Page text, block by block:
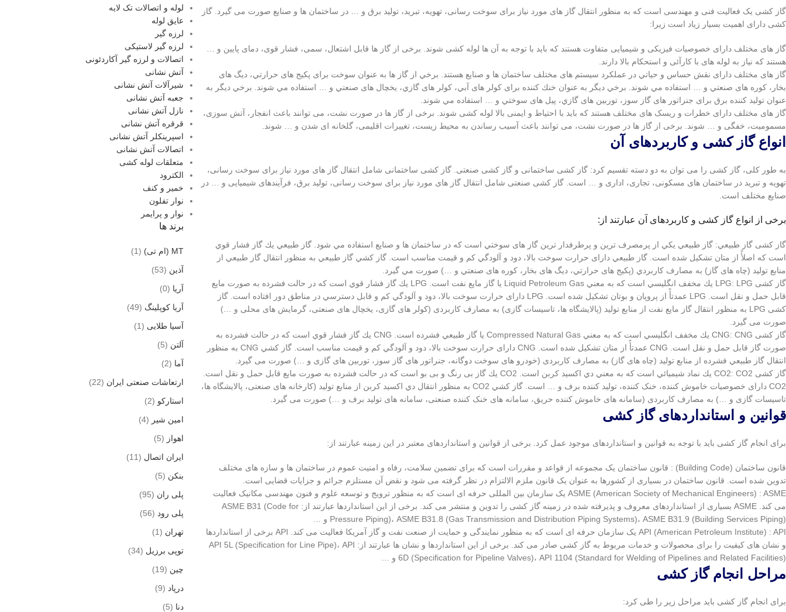
گاز کشی یک فعالیت فنی و مهندسی است که به منظور انتقال گاز های مورد نیاز برای سوخت رسانی، تهویه، تبرید، تولید برق و … در ساختمان ها و صنایع صورت می گیرد. گاز
کشی دارای اهمیت بسیار زیاد است زیرا:
گاز های مختلف دارای خصوصیات فیزیکی و شیمیایی متفاوت هستند که باید با توجه به آن ها لوله کشی شوند. برخی از گاز ها قابل اشتعال، سمی، فشار قوی، دمای پایین و …
هستند که نیاز به لوله های با کارآئی و استحکام بالا دارند.
گاز های مختلف دارای نقش حساس و حياتي در عملكرد سيستم های مختلف ساختمان ها و صنایع هستند. برخي از گاز ها به عنوان سوخت برای پکيج های حرارتي، ديگ های
بخار، كوره های صنعتي و … استفاده مي شوند. برخي ديگر به عنوان خنك كننده برای كولر های آبي، كولر های گازي، يخچال های صنعتي و … استفاده مي شوند. برخي ديگر به
عنوان تولید كننده برق برای جنراتور های گاز سوز، توربين های گازي، پيل های سوختي و … استفاده مي شوند.
گاز های مختلف دارای خطرات و ریسک های مختلف هستند که باید با احتیاط و ایمنی بالا لوله کشی شوند. برخی از گاز ها در صورت نشت، می توانند باعث انفجار، آتش سوزی،
مسمومیت، خفگی و … شوند. برخی از گاز ها در صورت نشت، می توانند باعث آسیب رساندن به محیط زیست، تغییرات اقلیمی، گلخانه ای شدن و … شوند.
انواع گاز کشی و کاربردهای آن
به طور کلی، گاز کشی را می توان به دو دسته تقسیم کرد: گاز کشی ساختمانی و گاز کشی صنعتی. گاز کشی ساختمانی شامل انتقال گاز های مورد نیاز برای سوخت رسانی،
تهویه و تبرید در ساختمان های مسکونی، تجاری، اداری و … است. گاز کشی صنعتی شامل انتقال گاز های مورد نیاز برای سوخت رسانی، تولید برق، فرآیندهای شیمیایی و … در
صنایع مختلف است.
برخی از انواع گاز کشی و کاربردهای آن عبارتند از:
گاز کشی گاز طبيعي: گاز طبيعي يكي از پرمصرف ترين و پرطرفدار ترين گاز های سوختي است كه در ساختمان ها و صنایع استفاده مي شود. گاز طبيعي يك گاز فشار قوي
است كه اصلأً از متان تشكيل شده است. گاز طبيعي دارای حرارت سوخت بالا، دود و آلودگي كم و قيمت مناسب است. گاز كشي گاز طبيعي به منظور انتقال گاز طبيعي از
منابع تولید (چاه های گاز) به مصارف كاربردي (پكيج های حرارتي، ديگ های بخار، كوره های صنعتي و …) صورت مي گيرد.
گاز کشی LPG: LPG يك مخفف انگليسي است كه به معني Liquid Petroleum Gas يا گاز مایع نفت است. LPG يك گاز فشار قوي است كه در حالت فشرده به صورت مایع
قابل حمل و نقل است. LPG عمدتأً از پروپان و بوتان تشكيل شده است. LPG دارای حرارت سوخت بالا، دود و آلودگي كم و قابل دسترسي در مناطق دور افتاده است. گاز
کشی LPG به منظور انتقال گاز مایع نفت از منابع تولید (پالایشگاه ها، تاسیسات گازی) به مصارف کاربردی (کولر های گازی، یخچال های صنعتی، گرمایش های محلی و …)
صورت می گیرد.
گاز کشی CNG: CNG يك مخفف انگليسي است كه به معني Compressed Natural Gas يا گاز طبيعي فشرده است. CNG يك گاز فشار قوي است كه در حالت فشرده به
صورت گاز قابل حمل و نقل است. CNG عمدتأً از متان تشكيل شده است. CNG دارای حرارت سوخت بالا، دود و آلودگي كم و قيمت مناسب است. گاز كشي CNG به منظور
انتقال گاز طبيعي فشرده از منابع تولید (چاه های گاز) به مصارف کاربردی (خودرو های سوخت دوگانه، جنراتور های گاز سوز، توربین های گازی و …) صورت می گیرد.
گاز کشی CO2: CO2 يك نماد شيميائي است كه به معني دي اكسيد كربن است. CO2 يك گاز بی رنگ و بی بو است كه در حالت فشرده به صورت مایع قابل حمل و نقل است.
CO2 دارای خصوصیات خاموش کننده، خنک کننده، تولید کننده برف و … است. گاز كشي CO2 به منظور انتقال دي اكسيد كربن از منابع تولید (کارخانه های صنعتی، پالایشگاه ها،
تاسیسات گازی و …) به مصارف کاربردی (سامانه های خاموش کننده حریق، سامانه های خنک کننده صنعتی، سامانه های تولید برف و …) صورت می گیرد.
قوانین و استانداردهای گاز کشی
برای انجام گاز کشی باید با توجه به قوانین و استانداردهای موجود عمل کرد. برخی از قوانین و استانداردهای معتبر در این زمینه عبارتند از:
قانون ساختمان (Building Code) : قانون ساختمان یک مجموعه از قواعد و مقررات است که برای تضمین سلامت، رفاه و امنیت عموم در ساختمان ها و سازه های مختلف
تدوین شده است. قانون ساختمان در بسیاری از کشورها به عنوان یک قانون ملزم الالتزام در نظر گرفته می شود و نقض آن مستلزم جرائم و جزایات قضایی است.
ASME (American Society of Mechanical Engineers) : ASME یک سازمان بین المللی حرفه ای است که به منظور ترویج و توسعه علوم و فنون مهندسی مکانیک فعالیت
می کند. ASME بسیاری از استانداردهای معروف و پذیرفته شده در زمینه گاز کشی را تدوین و منتشر می کند. برخی از این استانداردها عبارتند از: ASME B31 (Code for
Pressure Piping)، ASME B31.8 (Gas Transmission and Distribution Piping Systems)، ASME B31.9 (Building Services Piping) و …
API (American Petroleum Institute) : API یک سازمان حرفه ای است که به منظور نمایندگی و حمایت از صنعت نفت و گاز آمریکا فعالیت می کند. API برخی از استانداردها
و نشان های کیفیت را برای محصولات و خدمات مربوط به گاز کشی صادر می کند. برخی از این استانداردها و نشان ها عبارتند از: API 5L (Specification for Line Pipe)، API
6D (Specification for Pipeline Valves)، API 1104 (Standard for Welding of Pipelines and Related Facilities) و …
مراحل انجام گاز کشی
برای انجام گاز کشی باید مراحل زیر را طی کرد:
لوله و اتصالات تک لایه
عایق لوله
لرزه گیر
لرزه گیر لاستیکی
اتصالات و لرزه گیر آکاردئونی
آتش نشانی
شیرآلات آتش نشانی
جعبه آتش نشانی
نازل آتش نشانی
قرقره آتش نشانی
اسپرینکلر آتش نشانی
اتصالات آتش نشانی
متعلقات لوله کشی
الکترود
خمیر و کنف
نوار تفلون
نوار و پرایمر
برند ها
MT (ام تی)
(1)
آذین (53)
آریا (0)
آریا کوپلینگ (49)
آسیا طلایی (1)
آلتن (5)
آما (2)
ارتعاشات صنعتی ایران (22)
استارکو (2)
امین شیر (4)
اهواز (5)
ایران اتصال (11)
بنکن (5)
پلی ران (95)
پلی رود (56)
تهران (1)
توپی برزیل (34)
چین (19)
درپاد (9)
دنا (5)